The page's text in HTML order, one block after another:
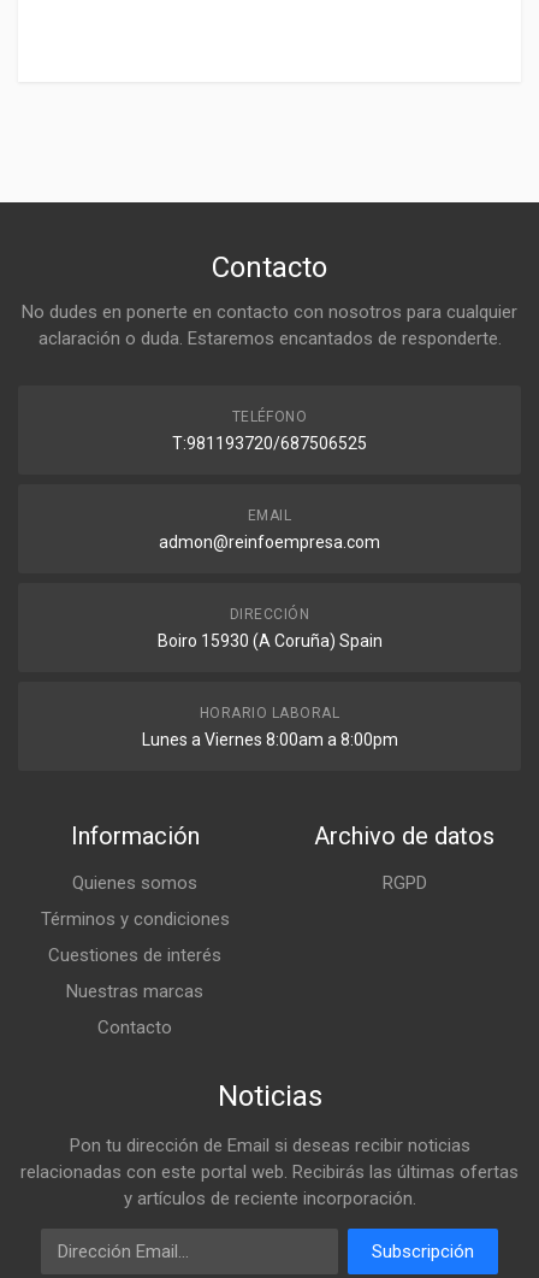
Contacto
No dudes en ponerte en contacto con nosotros para cualquier
aclaración o duda. Estaremos encantados de responderte.
TELÉFONO
T:981193720/687506525
EMAIL
admon@reinfoempresa.com
DIRECCIÓN
Boiro 15930 (A Coruña) Spain
HORARIO LABORAL
Lunes a Viernes 8:00am a 8:00pm
Información
Quienes somos
Términos y condiciones
Cuestiones de interés
Nuestras marcas
Contacto
Archivo de datos
RGPD
Noticias
Pon tu dirección de Email si deseas recibir noticias
relacionadas con este portal web. Recibirás las últimas ofertas
y artículos de reciente incorporación.
Email
Subscripción